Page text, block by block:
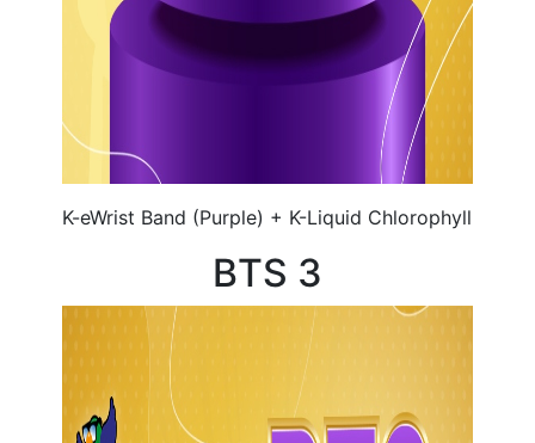
K-eWrist Band (Purple) + K-Liquid Chlorophyll
BTS 3